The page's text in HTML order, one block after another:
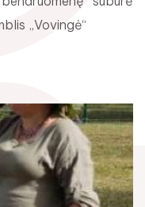
2026
Pe Še Se
2
8 9
„Vovingė“